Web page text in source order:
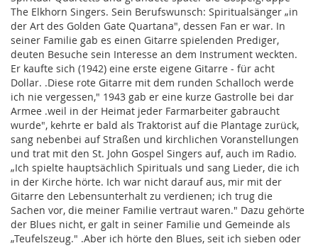
The Elkhorn Singers. Sein Berufswunsch: Spiritualsänger „in
der Art des Golden Gate Quartana", dessen Fan er war. In
seiner Familie gab es einen Gitarre spielenden Prediger,
deuten Besuche sein Interesse an dem Instrument weckten.
Er kaufte sich (1942) eine erste eigene Gitarre - für acht
Dollar. .Diese rote Gitarre mit dem runden Schalloch werde
ich nie vergessen," 1943 gab er eine kurze Gastrolle bei dar
Armee .weil in der Heimat jeder Farmarbeiter gabraucht
wurde", kehrte er bald als Traktorist auf die Plantage zurück,
sang nebenbei auf Straßen und kirchlichen Voranstellungen
und trat mit den St. John Gospel Singers auf, auch im Radio.
„Ich spielte hauptsächlich Spirituals und sang Lieder, die ich
in der Kirche hörte. Ich war nicht darauf aus, mir mit der
Gitarre den Lebensunterhalt zu verdienen; ich trug die
Sachen vor, die meiner Familie vertraut waren." Dazu gehörte
der Blues nicht, er galt in seiner Familie und Gemeinde als
„Teufelszeug." .Aber ich hörte den Blues, seit ich sieben oder